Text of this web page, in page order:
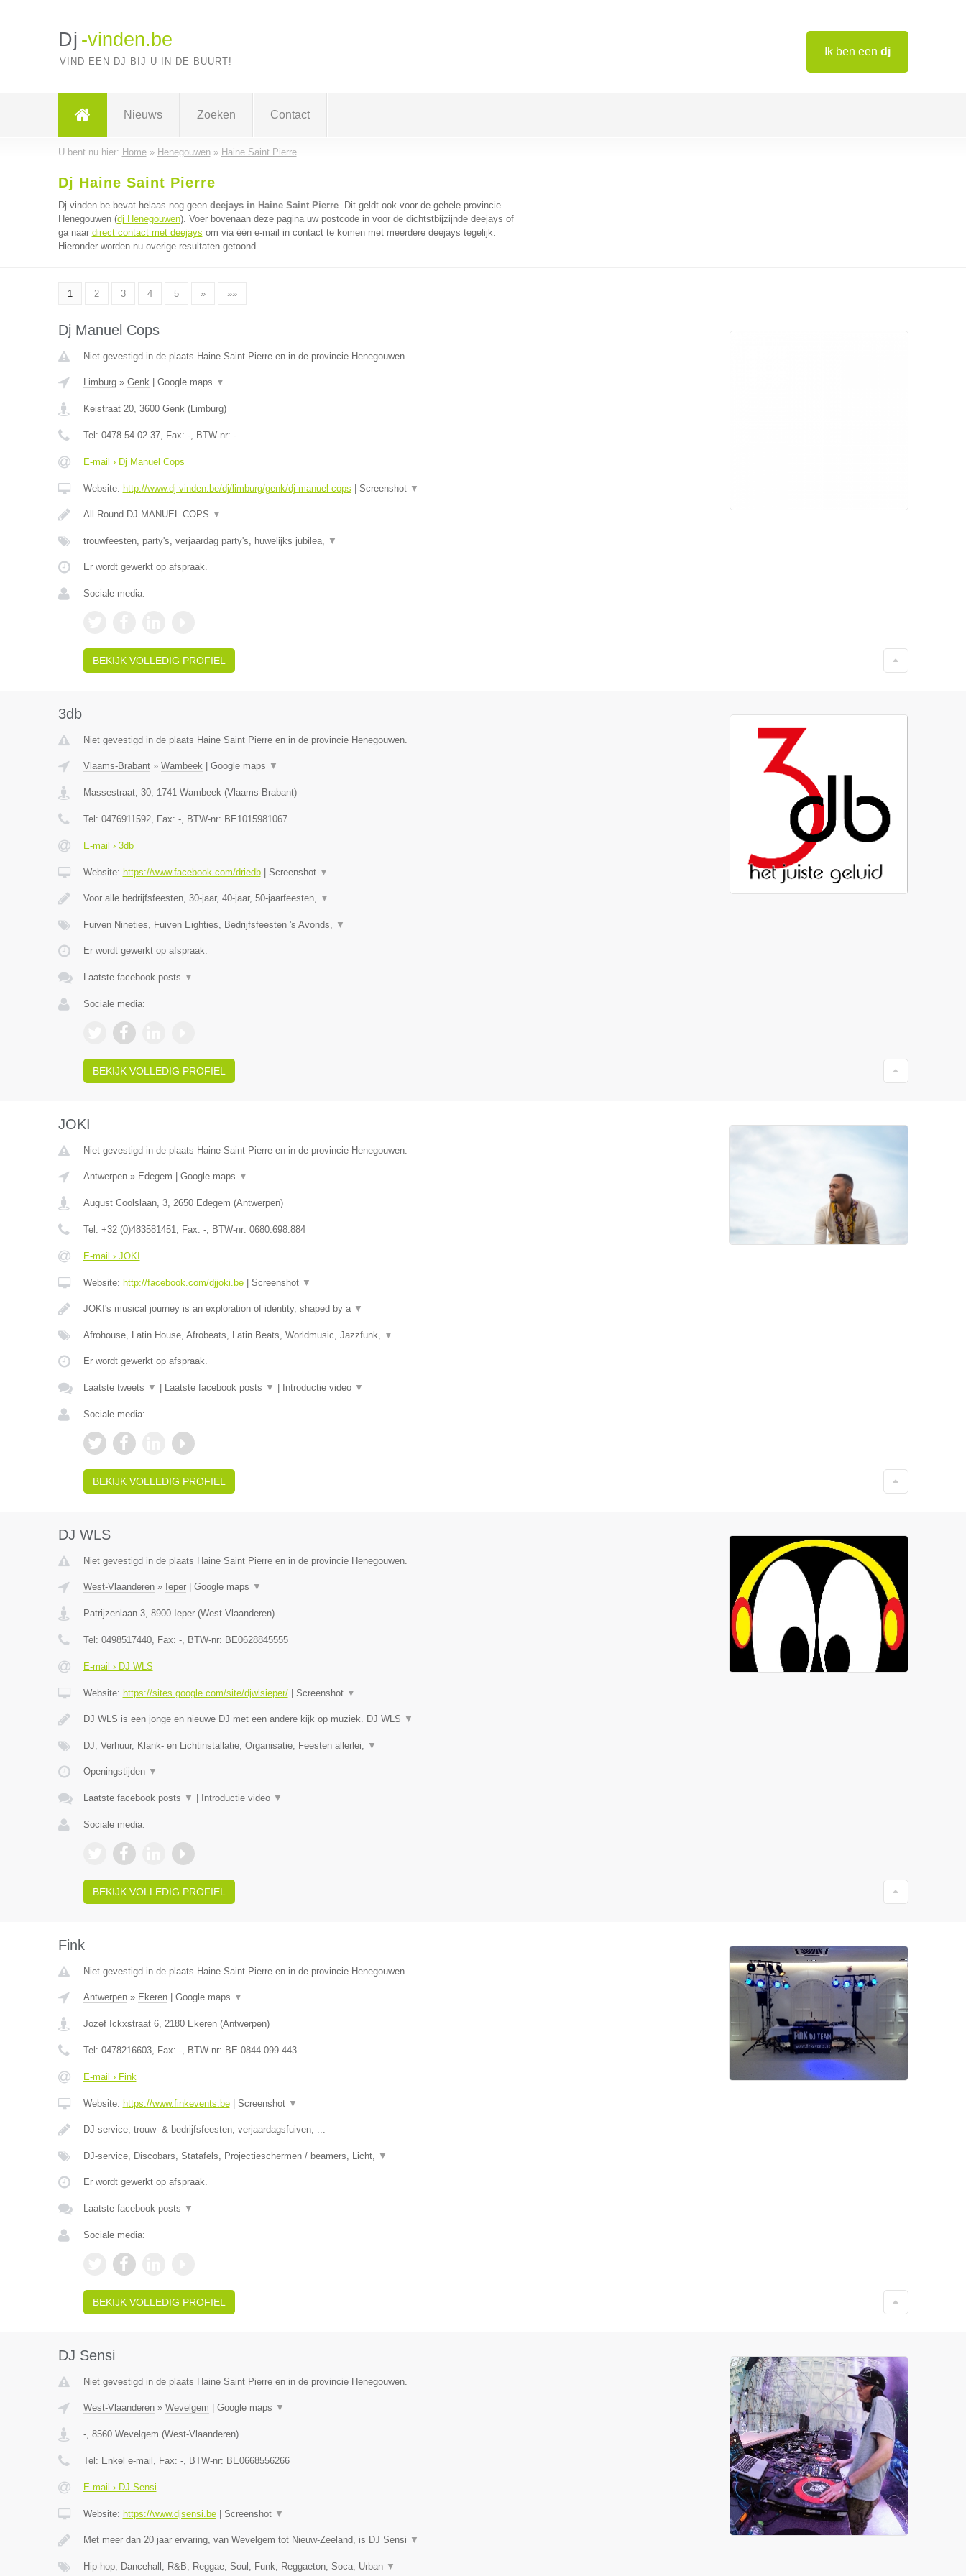
Ik ben een dj
Dj -vinden.be
VIND EEN DJ BIJ U IN DE BUURT!
Nieuws Zoeken Contact
U bent nu hier: Home» Henegouwen» Haine Saint Pierre
Dj Haine Saint Pierre
Dj-vinden.be bevat helaas nog geen deejays in Haine Saint Pierre. Dit geldt ook voor de gehele provincie
Henegouwen (dj Henegouwen). Voer bovenaan deze pagina uw postcode in voor de dichtstbijzijnde deejays of
ga naar direct contact met deejays om via één e-mail in contact te komen met meerdere deejays tegelijk.
Hieronder worden nu overige resultaten getoond.
1 2 3 4 5 » »»
Dj Manuel Cops
Niet gevestigd in de plaats Haine Saint Pierre en in de provincie Henegouwen.
Limburg» Genk| Google maps ▼
Keistraat 20, 3600 Genk(Limburg)
Tel: 0478 54 02 37, Fax: -, BTW-nr: -
E-mail › Dj Manuel Cops
Website: http://www.dj-vinden.be/dj/limburg/genk/dj-manuel-cops Screenshot ▼
All Round DJ MANUEL COPS ▼
trouwfeesten, party's, verjaardag party's, huwelijks jubilea, ▼
Er wordt gewerkt op afspraak.
Sociale media:
BEKIJK VOLLEDIG PROFIEL
3db
Niet gevestigd in de plaats Haine Saint Pierre en in de provincie Henegouwen.
Vlaams-Brabant» Wambeek| Google maps ▼
Massestraat, 30, 1741 Wambeek(Vlaams-Brabant)
Tel: 0476911592, Fax: -, BTW-nr: BE1015981067
E-mail › 3db
Website: https://www.facebook.com/driedb| Screenshot ▼
Voor alle bedrijfsfeesten, 30-jaar, 40-jaar, 50-jaarfeesten, ▼
Fuiven Nineties, Fuiven Eighties, Bedrijfsfeesten 's Avonds, ▼
Er wordt gewerkt op afspraak.
Laatste facebook posts ▼
Sociale media:
BEKIJK VOLLEDIG PROFIEL
JOKI
Niet gevestigd in de plaats Haine Saint Pierre en in de provincie Henegouwen.
Antwerpen» Edegem Google maps ▼
August Coolslaan, 3, 2650 Edegem (Antwerpen)
Tel: +32 (0)483581451, Fax: -, BTW-nr: 0680.698.884
E-mail › JOKI
Website: http://facebook.com/djjoki.be| Screenshot ▼
JOKI's musical journey is an exploration of identity, shaped by a ▼
Afrohouse, Latin House, Afrobeats, Latin Beats, Worldmusic, Jazzfunk, ▼
Er wordt gewerkt op afspraak.
Laatste tweets ▼ Laatste facebook posts ▼ Introductie video ▼
Sociale media:
BEKIJK VOLLEDIG PROFIEL
DJ WLS
Niet gevestigd in de plaats Haine Saint Pierre en in de provincie Henegouwen.
West-Vlaanderen» Ieper| Google maps ▼
Patrijzenlaan 3, 8900 Ieper(West-Vlaanderen)
Tel: 0498517440, Fax: -, BTW-nr: BE0628845555
E-mail › DJ WLS
Website: https://sites.google.com/site/djwlsieper/| Screenshot ▼
DJ WLS is een jonge en nieuwe DJ met een andere kijk op muziek. DJ WLS ▼
DJ, Verhuur, Klank- en Lichtinstallatie, Organisatie, Feesten allerlei, ▼
Openingstijden ▼
Laatste facebook posts ▼ Introductie video ▼
Sociale media:
BEKIJK VOLLEDIG PROFIEL
Fink
Niet gevestigd in de plaats Haine Saint Pierre en in de provincie Henegouwen.
Antwerpen» Ekeren| Google maps ▼
Jozef Ickxstraat 6, 2180 Ekeren(Antwerpen)
Tel: 0478216603, Fax: -, BTW-nr: BE 0844.099.443
E-mail › Fink
Website: https://www.finkevents.be| Screenshot ▼
DJ-service, trouw- & bedrijfsfeesten, verjaardagsfuiven, ...
DJ-service, Discobars, Statafels, Projectieschermen / beamers, Licht, ▼
Er wordt gewerkt op afspraak.
Laatste facebook posts ▼
Sociale media:
BEKIJK VOLLEDIG PROFIEL
DJ Sensi
Niet gevestigd in de plaats Haine Saint Pierre en in de provincie Henegouwen.
West-Vlaanderen» Wevelgem Google maps ▼
-, 8560 Wevelgem (West-Vlaanderen)
Tel: Enkel e-mail , Fax: -, BTW-nr: BE0668556266
E-mail › DJ Sensi
Website: https://www.djsensi.be| Screenshot ▼
Met meer dan 20 jaar ervaring, van Wevelgem tot Nieuw-Zeeland, is DJ Sensi ▼
Hip-hop, Dancehall, R&B, Reggae, Soul, Funk, Reggaeton, Soca, Urban ▼